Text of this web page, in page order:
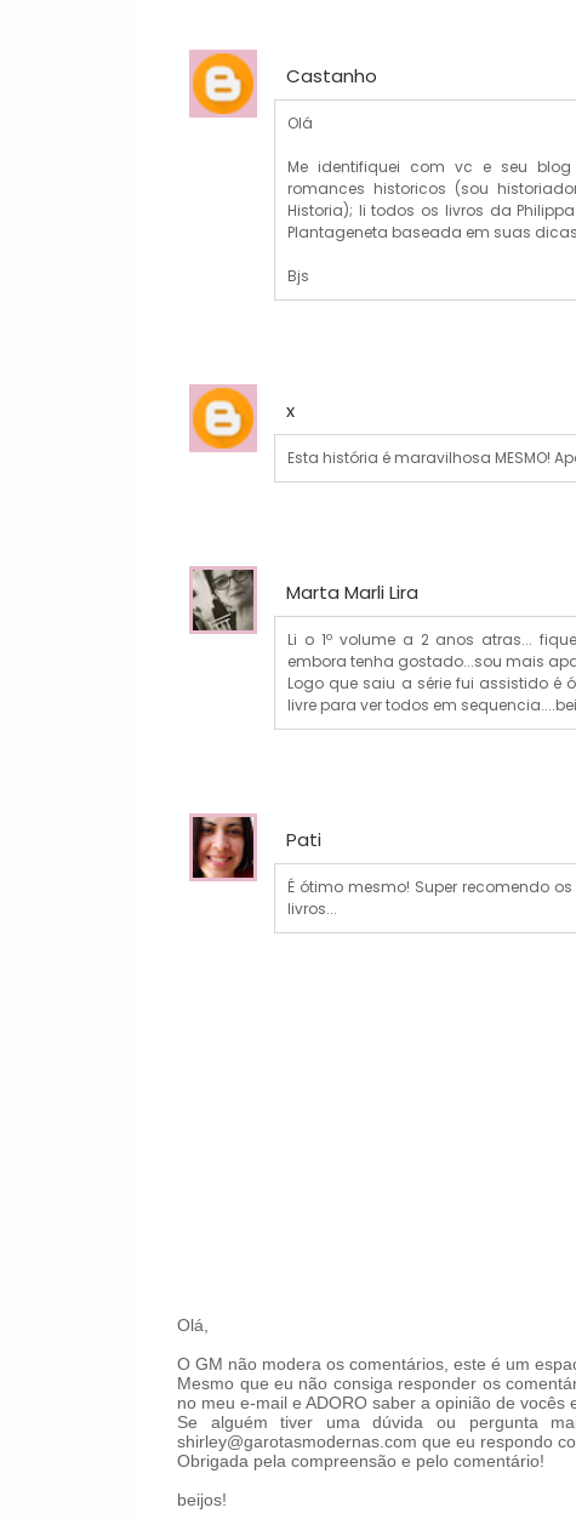
Castanho
Olá
Me identifiquei com vc e seu blog
romances historicos (sou
Historia); li todos os livros da
Plantageneta baseada em suas dicas
Bjs
x
Esta história é maravilhosa MESMO!
Marta Marli Lira
Li o 1º volume a 2 anos atras...
embora tenha gostado...sou mais
Logo que saiu a série fui assistido é
livre para ver todos em
Pati
É ótimo mesmo! Super recomendo
livros...
Olá,
O GM não modera os comentários, este é um
Mesmo que eu não consiga responder os
no meu e-mail e ADORO saber a opinião de vocês
Se alguém tiver uma dúvida ou pergunta
shirley@garotasmodernas.com que eu respondo
Obrigada pela compreensão e pelo comentário!
beijos!